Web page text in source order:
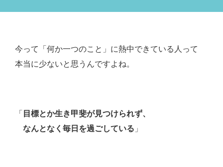
今って「何か一つのこと」に熱中できている人って
本当に少ないと思うんですよね。
「 目標とか生き甲斐が見つけられず、
なんとなく毎日を過ごしている 」